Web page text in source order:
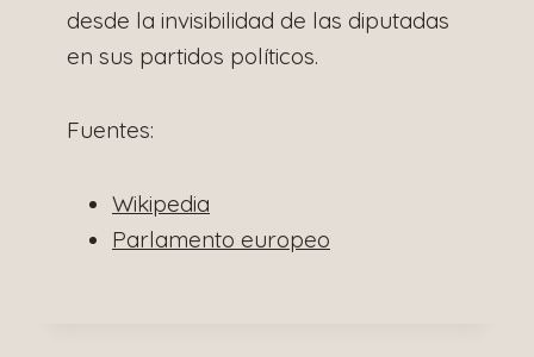
desde la invisibilidad de las diputadas
en sus partidos políticos.
Fuentes:
Wikipedia
Parlamento europeo